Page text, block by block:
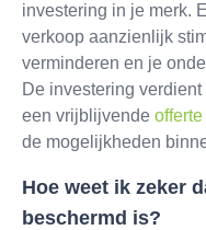
investering in je merk.
verkoop aanzienlijk
verminderen en je
De investering
een vrijblijvende
de mogelijkheden
Hoe weet ik zeker
beschermd is?